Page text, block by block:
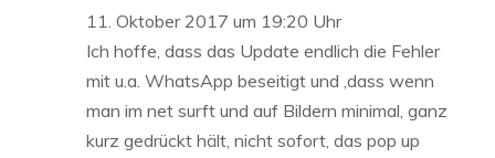
11. Oktober 2017 um 19:20 Uhr
Ich hoffe, dass das Update endlich die Fehler
mit u.a. WhatsApp beseitigt und ,dass wenn
man im net surft und auf Bildern minimal, ganz
kurz gedrückt hält, nicht sofort, das pop up